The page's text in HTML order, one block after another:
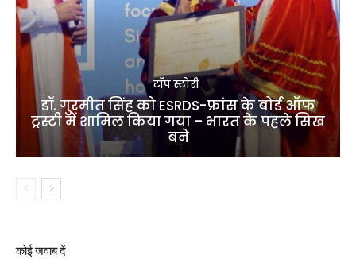
टॉप स्टोरी
डॉ. गुरमीत सिंह को ESRDS-फ्रांस के बोर्ड ऑफ
ट्रस्टी में शामिल किया गया – भारत के पहले सिख
बने
कोई जवाब दें